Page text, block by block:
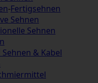
-Fertigsehnen
Sehnen
Sehnen
& Kabel